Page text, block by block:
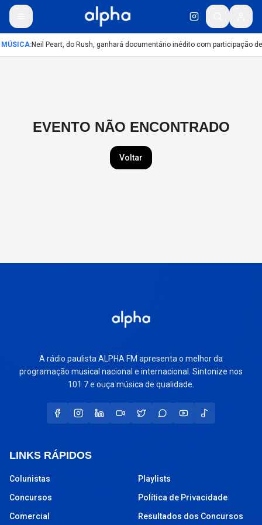
MÚSICA:Neil Peart, do Rush, ganhará documentário inédito com participação
EVENTO NÃO ENCONTRADO
Voltar
A rádio paulista ALPHA FM apresenta o melhor da
programação musical nacional e internacional. Sintonize nos
101.7 e ouça música de qualidade.
LINKS RÁPIDOS
Colunistas
Concursos
Comercial
Playlists
Política de Privacidade
Resultados dos Concursos